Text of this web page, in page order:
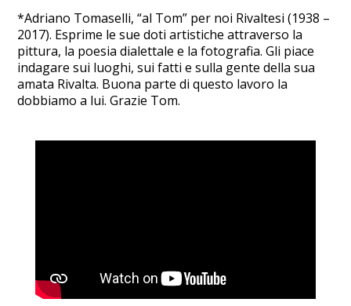
*Adriano Tomaselli, “al Tom” per noi Rivaltesi (1938 –
2017). Esprime le sue doti artistiche attraverso la
pittura, la poesia dialettale e la fotografia. Gli piace
indagare sui luoghi, sui fatti e sulla gente della sua
amata Rivalta. Buona parte di questo lavoro la
dobbiamo a lui. Grazie Tom.